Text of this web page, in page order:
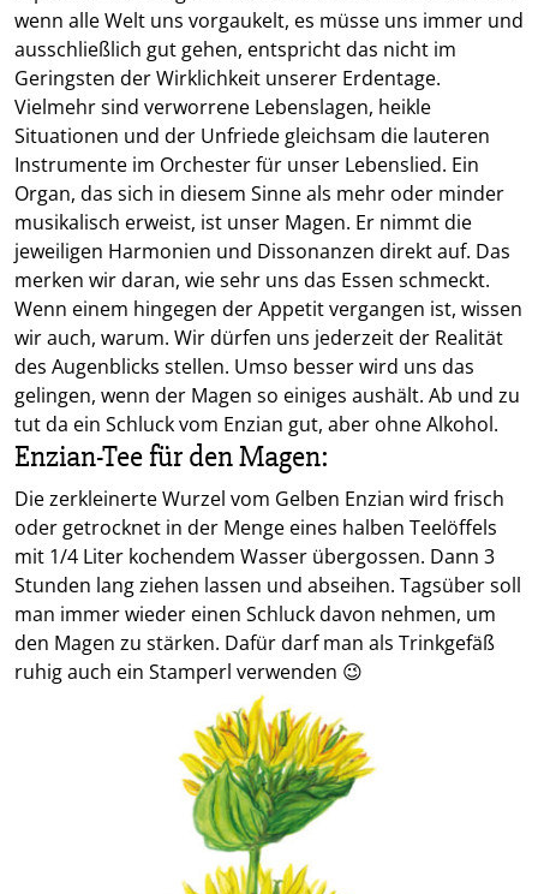
wenn alle Welt uns vorgaukelt, es müsse uns immer und
ausschließlich gut gehen, entspricht das nicht im
Geringsten der Wirklichkeit unserer Erdentage.
Vielmehr sind verworrene Lebenslagen, heikle
Situationen und der Unfriede gleichsam die lauteren
Instrumente im Orchester für unser Lebenslied. Ein
Organ, das sich in diesem Sinne als mehr oder minder
musikalisch erweist, ist unser Magen. Er nimmt die
jeweiligen Harmonien und Dissonanzen direkt auf. Das
merken wir daran, wie sehr uns das Essen schmeckt.
Wenn einem hingegen der Appetit vergangen ist, wissen
wir auch, warum. Wir dürfen uns jederzeit der Realität
des Augenblicks stellen. Umso besser wird uns das
gelingen, wenn der Magen so einiges aushält. Ab und zu
tut da ein Schluck vom Enzian gut, aber ohne Alkohol.
Enzian-Tee für den Magen:
Die zerkleinerte Wurzel vom Gelben Enzian wird frisch
oder getrocknet in der Menge eines halben Teelöffels
mit 1/4 Liter kochendem Wasser übergossen. Dann 3
Stunden lang ziehen lassen und abseihen. Tagsüber soll
man immer wieder einen Schluck davon nehmen, um
den Magen zu stärken. Dafür darf man als Trinkgefäß
ruhig auch ein Stamperl verwenden 😉